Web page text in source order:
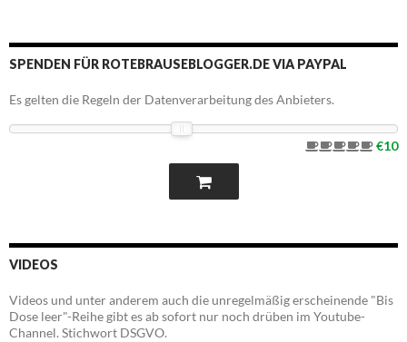
SPENDEN FÜR ROTEBRAUSEBLOGGER.DE VIA PAYPAL
Es gelten die Regeln der Datenverarbeitung des Anbieters.
€10
VIDEOS
Videos und unter anderem auch die unregelmäßig erscheinende "Bis
Dose leer"-Reihe gibt es ab sofort nur noch drüben im Youtube-
Channel. Stichwort DSGVO.